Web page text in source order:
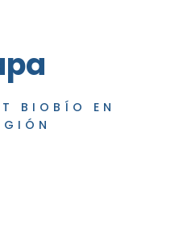
BIOBÍO EN